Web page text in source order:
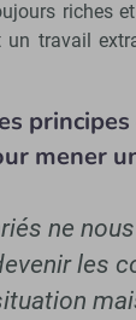
riches
travail
mener
ne
les